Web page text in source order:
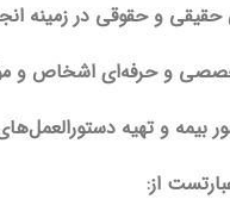
و حقوقی در زمینه
از: